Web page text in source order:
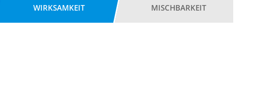
WIRKSAMKEIT MISCHBARKEIT